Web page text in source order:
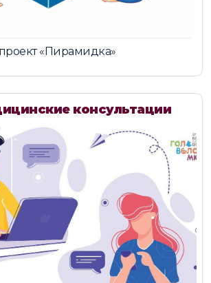
проект «Пирамидка»
консультации